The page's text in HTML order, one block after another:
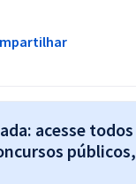
acesse todos
públicos,